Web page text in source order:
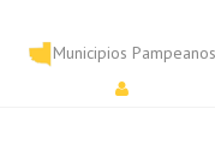
Municipios Pampeanos